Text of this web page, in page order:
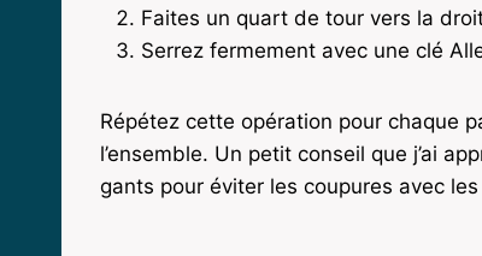
Faites un quart de tour vers la
Serrez fermement avec une clé
Répétez cette opération pour chaque
l’ensemble. Un petit conseil que j’ai
gants pour éviter les coupures avec